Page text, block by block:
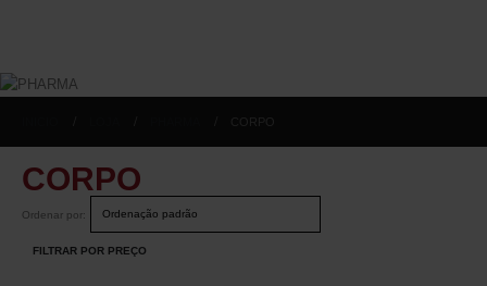
CORPO
Ordenar por:
FILTRAR POR PREÇO